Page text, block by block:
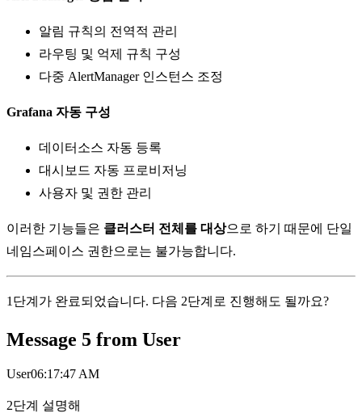
알림 규칙의 전역적 관리
라우팅 및 억제 규칙 구성
다중 AlertManager 인스턴스 조정
Grafana 자동 구성
데이터소스 자동 등록
대시보드 자동 프로비저닝
사용자 및 권한 관리
이러한 기능들은 클러스터 전체를 대상으로 하기 때문에 단일
네임스페이스 권한으로는 불가능합니다.
1단계가 완료되었습니다. 다음 2단계로 진행해도 될까요?
Message 5 from User
User06:17:47 AM
2단계 설명해